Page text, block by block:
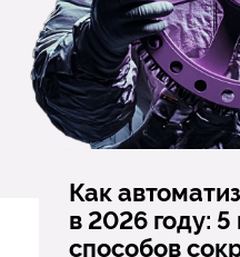
Как
в 2026 году:
способов